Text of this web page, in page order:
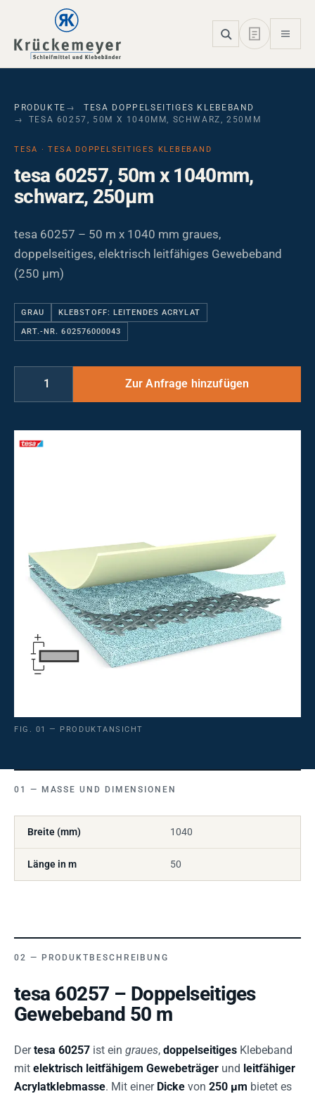
Skip to main navigation
Skip to main content
Skip to page footer
PRODUKTE
TESA DOPPELSEITIGES KLEBEBAND
TESA 60257, 50M X 1040MM, SCHWARZ, 250ΜM
TESA · TESA DOPPELSEITIGES KLEBEBAND
tesa 60257, 50m x 1040mm,
schwarz, 250µm
tesa 60257 – 50 m x 1040 mm graues,
doppelseitiges, elektrisch leitfähiges Gewebeband
(250 µm)
GRAU KLEBSTOFF: LEITENDES ACRYLAT
ART.-NR. 602576000043
FIG. 01 — PRODUKTANSICHT
MASSE UND DIMENSIONEN
Breite (mm) 1040
Länge in m 50
PRODUKTBESCHREIBUNG
tesa 60257 – Doppelseitiges
Gewebeband 50 m
Dertesa 60257 ist ein graues, doppelseitiges Klebeband
mit elektrisch leitfähigem Gewebeträger und leitfähiger
Acrylatklebmasse. Mit einer Dicke von 250 µm bietet es